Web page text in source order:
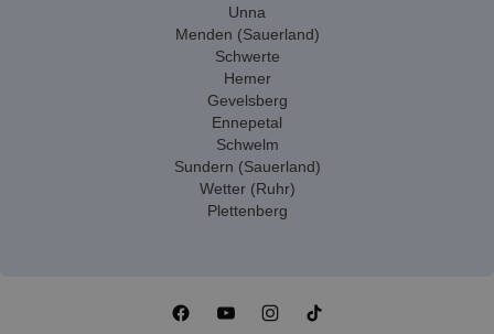
Unna
Menden (Sauerland)
Schwerte
Hemer
Gevelsberg
Ennepetal
Schwelm
Sundern (Sauerland)
Wetter (Ruhr)
Plettenberg